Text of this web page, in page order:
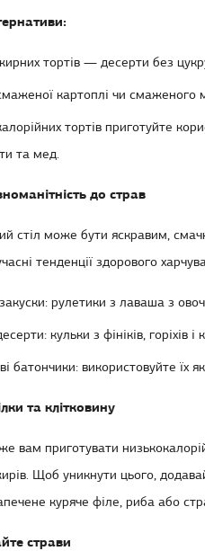
тортів — десерти без
картоплі чи смаженого
тортів приготуйте
та мед.
до страв
стіл може бути яскравим,
тенденції здорового
: рулетики з лаваша з
: кульки з фініків,
батончики: використовуйте їх
та клітковину
вам приготувати
Щоб уникнути цього,
куряче філе, риба або
страви